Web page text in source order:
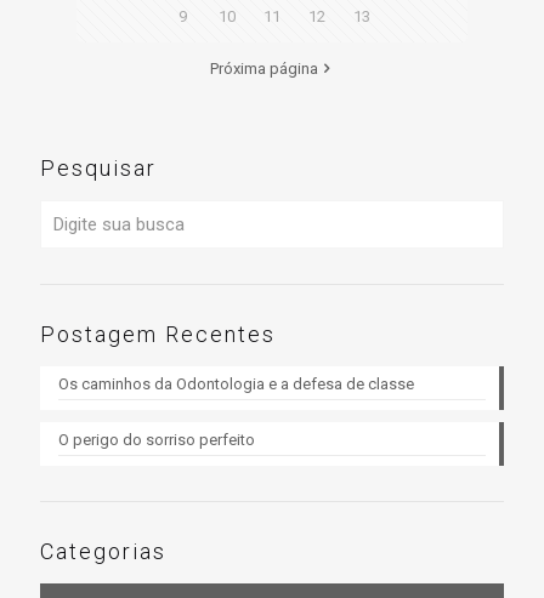
9 10 11 12 13
Próxima página
Pesquisar
Postagem Recentes
Os caminhos da Odontologia e a defesa de classe
O perigo do sorriso perfeito
Categorias